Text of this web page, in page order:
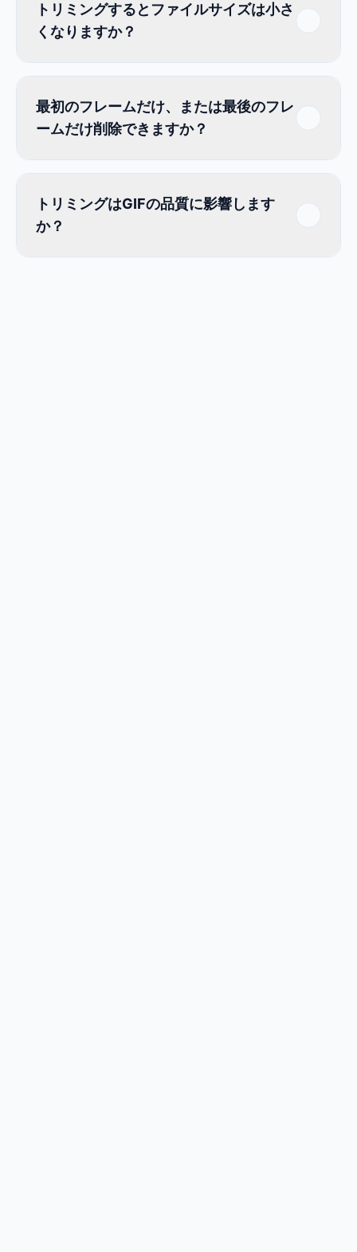
トリミングするとファイルサイズは小さ
くなりますか？
最初のフレームだけ、または最後のフレ
ームだけ削除できますか？
トリミングはGIFの品質に影響します
か？